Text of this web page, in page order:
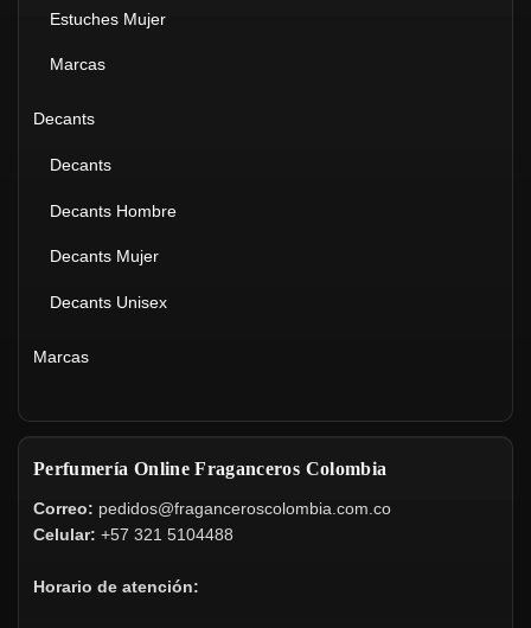
Estuches Mujer
Marcas
Decants
Decants
Decants Hombre
Decants Mujer
Decants Unisex
Marcas
Perfumería Online Fraganceros Colombia
Correo: pedidos@fraganceroscolombia.com.co
Celular: +57 321 5104488
Horario de atención: